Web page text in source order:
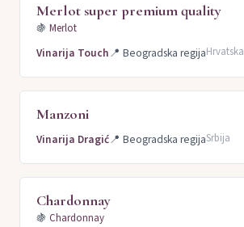
Merlot super premium quality
🍇 Merlot
Vinarija Touch📍 Beogradska regijaHrvatska
Manzoni
Vinarija Dragić📍 Beogradska regijaSrbija
Chardonnay
🍇 Chardonnay